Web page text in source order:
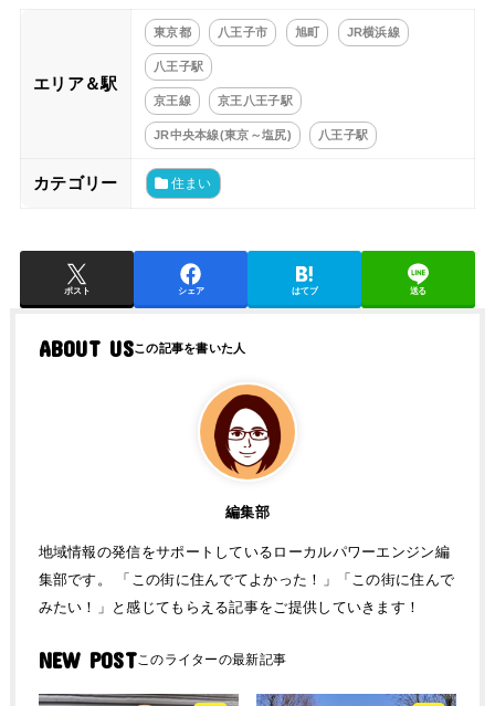
エリア＆駅
東京都 八王子市 旭町 JR横浜線
八王子駅
京王線 京王八王子駅
JR中央本線(東京～塩尻) 八王子駅
カテゴリー 住まい
ポスト シェア はてブ 送る
ABOUT US
編集部
地域情報の発信をサポートしているローカルパワーエンジン編
集部です。 「この街に住んでてよかった！」「この街に住んで
みたい！」と感じてもらえる記事をご提供していきます！
NEW POST